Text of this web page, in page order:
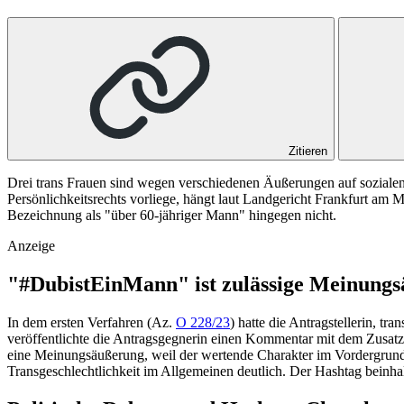
Zitieren
Drei trans Frauen sind wegen verschiedenen Äußerungen auf
Persönlichkeitsrechts vorliege, hängt laut Landgericht Frankfurt am
Bezeichnung als "über 60-jähriger Mann" hingegen nicht.
Anzeige
"#DubistEinMann" ist zulässige
In dem ersten Verfahren (Az. O 228/23) hatte die Antragstellerin,
veröffentlichte die Antragsgegnerin einen Kommentar mit dem
eine Meinungsäußerung, weil der wertende Charakter im
Transgeschlechtlichkeit im Allgemeinen deutlich. Der Hashtag